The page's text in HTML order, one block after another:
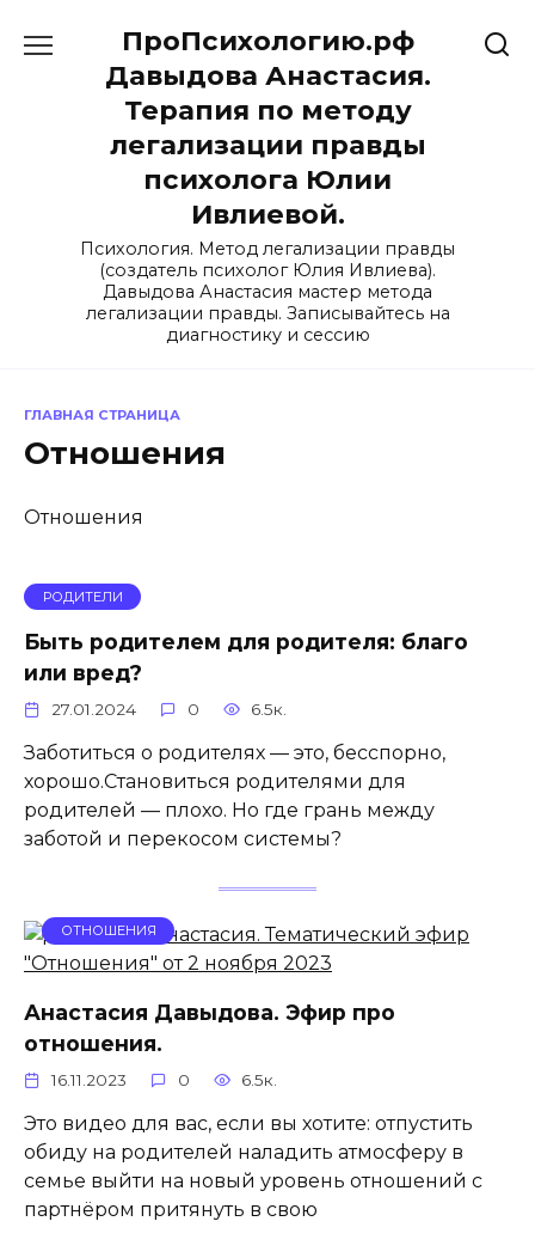
содержанию
ПроПсихологию.рф
Давыдова Анастасия.
Терапия по методу
легализации правды
психолога Юлии
Ивлиевой.
Психология. Метод легализации правды
(создатель психолог Юлия Ивлиева).
Давыдова Анастасия мастер метода
легализации правды. Записывайтесь на
диагностику и сессию
ГЛАВНАЯ СТРАНИЦА
Отношения
Отношения
РОДИТЕЛИ
Быть родителем для родителя: благо
или вред?
27.01.2024 0 6.5к.
Заботиться о родителях — это, бесспорно,
хорошо.Становиться родителями для
родителей — плохо. Но где грань между
заботой и перекосом системы?
ОТНОШЕНИЯ
Анастасия Давыдова. Эфир про
отношения.
16.11.2023 0 6.5к.
Это видео для вас, если вы хотите: отпустить
обиду на родителей наладить атмосферу в
семье выйти на новый уровень отношений с
партнёром притянуть в свою